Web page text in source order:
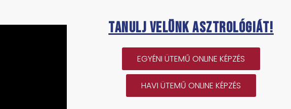
Tanulj velünk asztrológiát!
EGYÉNI ÜTEMŰ ONLINE KÉPZÉS
HAVI ÜTEMŰ ONLINE KÉPZÉS